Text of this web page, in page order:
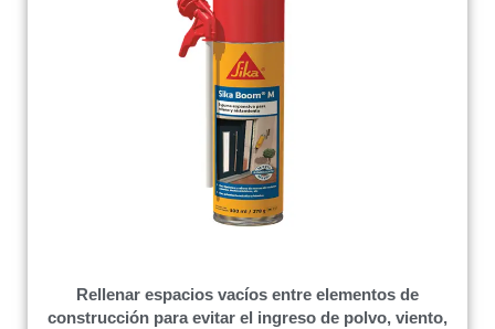
Rellenar espacios vacíos entre elementos de
construcción para evitar el ingreso de polvo, viento,